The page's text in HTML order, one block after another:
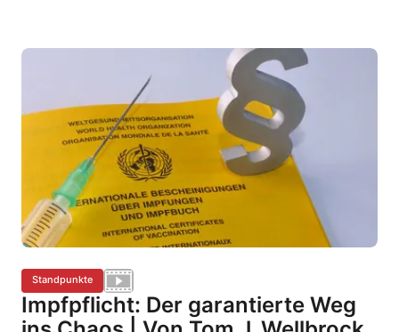
Standpunkte
Impfpflicht: Der garantierte Weg